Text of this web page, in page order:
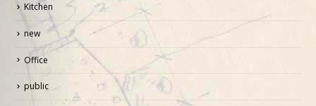
Kitchen
new
Office
public